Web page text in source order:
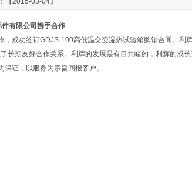
有限公司携手合作
成功签订GDJS-100高低温交变湿热试验箱购销合同。利
长期友好合作关系。利辉的发展是有目共睹的，利辉的成长
证，以服务为宗旨回报客户。